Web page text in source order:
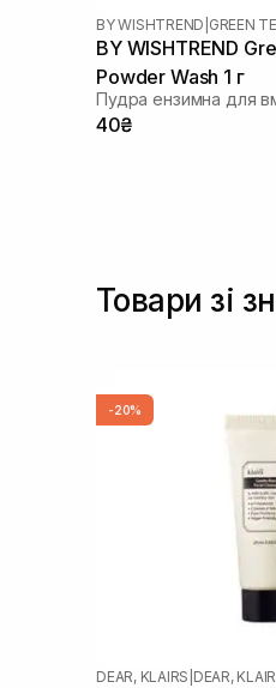
BY WISHTREND GREEN
BY WISHTREND
Powder Wash 1 г
40₴
Товари зі
-20%
DEAR, KLAIRS DEAR,